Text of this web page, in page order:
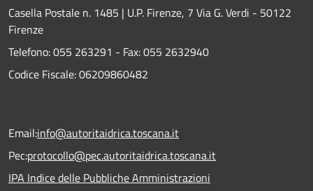
Casella Postale n. 1485 | U.P. Firenze, 7 Via G. Verdi - 50122
Firenze
Telefono:055 263291 - Fax:055 2632940
Codice Fiscale: 06209860482
Email:info@autoritaidrica.toscana.it
Pec:protocollo@pec.autoritaidrica.toscana.it
IPA Indice delle Pubbliche Amministrazioni